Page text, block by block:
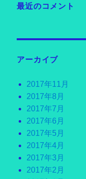
最近のコメント
アーカイブ
2017年11月
2017年8月
2017年7月
2017年6月
2017年5月
2017年4月
2017年3月
2017年2月